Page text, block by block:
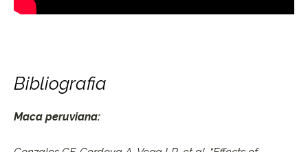
Bibliografia
Maca peruviana: